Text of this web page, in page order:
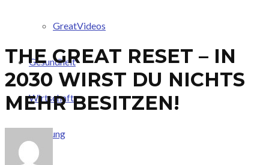
GreatVideos
Gesundheit
Wirtschaft
Meinung
THE GREAT RESET – IN
2030 WIRST DU NICHTS
MEHR BESITZEN!